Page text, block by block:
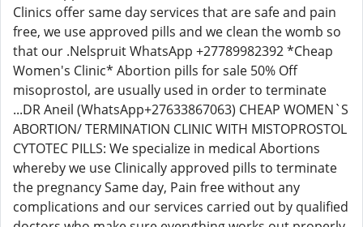
Clinics offer same day services that are safe and pain
free, we use approved pills and we clean the womb so
that our .Nelspruit WhatsApp +27789982392 *Cheap
Women's Clinic* Abortion pills for sale 50% Off
misoprostol, are usually used in order to terminate
...DR Aneil (WhatsApp+27633867063) CHEAP WOMEN`S
ABORTION/ TERMINATION CLINIC WITH MISTOPROSTOL
CYTOTEC PILLS: We specialize in medical Abortions
whereby we use Clinically approved pills to terminate
the pregnancy Same day, Pain free without any
complications and our services carried out by qualified